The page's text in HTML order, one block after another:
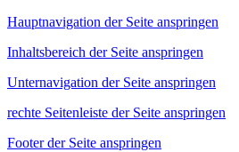
Hauptnavigation der Seite anspringen
Inhaltsbereich der Seite anspringen
Unternavigation der Seite anspringen
rechte Seitenleiste der Seite anspringen
Footer der Seite anspringen